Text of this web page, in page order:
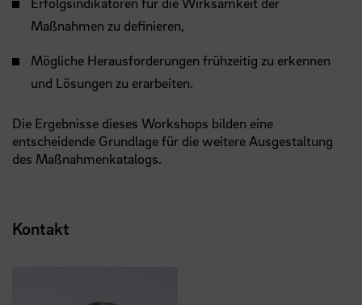
Maßnahmen zu definieren,
Mögliche Herausforderungen frühzeitig zu erkennen
und Lösungen zu erarbeiten.
Die Ergebnisse dieses Workshops bilden eine
entscheidende Grundlage für die weitere Ausgestaltung
des Maßnahmenkatalogs.
Kontakt